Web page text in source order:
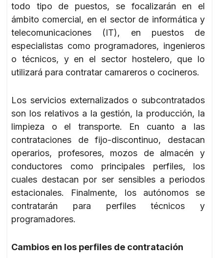
todo tipo de puestos, se focalizarán en el
ámbito comercial, en el sector de informática y
telecomunicaciones (IT), en puestos de
especialistas como programadores, ingenieros
o técnicos, y en el sector hostelero, que lo
utilizará para contratar camareros o cocineros.
Los servicios externalizados o subcontratados
son los relativos a la gestión, la producción, la
limpieza o el transporte. En cuanto a las
contrataciones de fijo-discontinuo, destacan
operarios, profesores, mozos de almacén y
conductores como principales perfiles, los
cuales destacan por ser sensibles a periodos
estacionales. Finalmente, los autónomos se
contratarán para perfiles técnicos y
programadores.
Cambios en los perfiles de contratación